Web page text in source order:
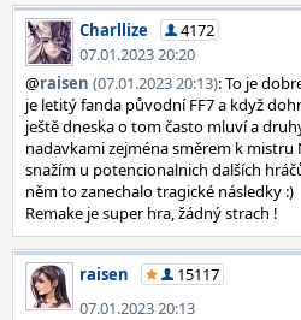
Charllize
4172
07.01.2023 20:20
@raisen (07.01.2023 20:13): To je
je letitý fanda původní FF7 a když
ještě dneska o tom často mluví a
nadavkami zejména směrem k mistru
snažím u potencionalnich dalších
něm to zanechalo tragické následky :)
Remake je super hra, žádný strach !
raisen
15117
07.01.2023 20:13